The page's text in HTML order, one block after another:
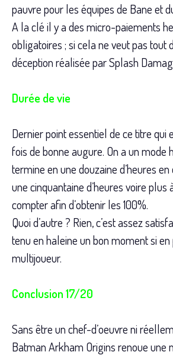
pauvre pour les équipes de Bane et
A la clé il y a des micro-paiements
obligatoires ; si cela ne veut pas tout
déception réalisée par Splash
Durée de vie
Dernier point essentiel de ce titre qui
fois de bonne augure. On a un mode
termine en une douzaine d’heures
une cinquantaine d’heures voire plus
compter afin d’obtenir les 100%.
Quoi d’autre ? Rien, c’est assez
tenu en haleine un bon moment si
multijoueur.
Conclusion 17/20
Sans être un chef-d’oeuvre ni
Batman Arkham Origins renoue une